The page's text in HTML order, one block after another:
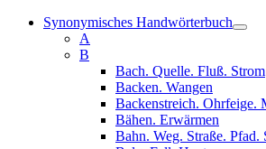
Synonymisches Handwörterbuch
A
B
Bach. Quelle. Fluß. Strom
Backen. Wangen
Backenstreich. Ohrfeige.
Bähen. Erwärmen
Bahn. Weg. Straße. Pfad.